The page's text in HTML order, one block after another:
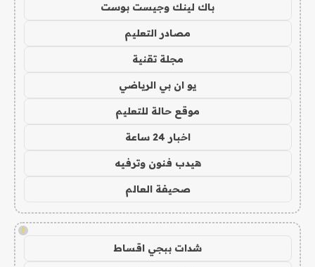
باك لينك وجيست بوست
مصادر التعليم
مجلة تقنية
يو ان بي الرياضي
موقع حالة للتعليم
اخبار 24 ساعة
هيدب فنون وترفيه
صحيفة العالم
!
شدات ببجي اقساط